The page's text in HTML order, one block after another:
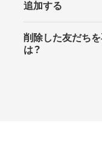
追加する
削除した友だちを
は？